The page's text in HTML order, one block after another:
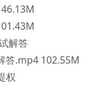
解答
答.mp4 102.55M
权